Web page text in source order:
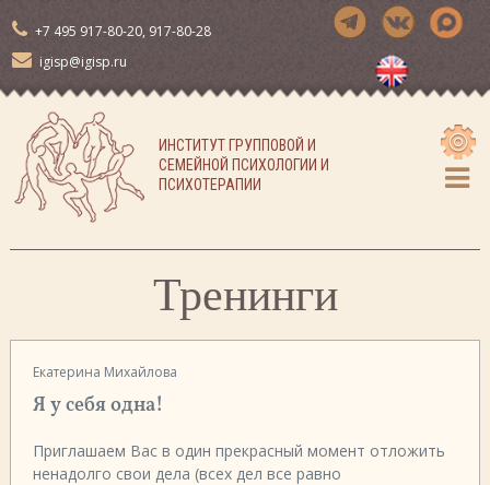
й
+7 495 917-80-20, 917-80-28
igisp@igisp.ru
ИНСТИТУТ ГРУППОВОЙ И
СЕМЕЙНОЙ ПСИХОЛОГИИ И
ПСИХОТЕРАПИИ
Тренинги
Екатерина Михайлова
Я у себя одна!
Приглашаем Вас в один прекрасный момент отложить
ненадолго свои дела (всех дел все равно